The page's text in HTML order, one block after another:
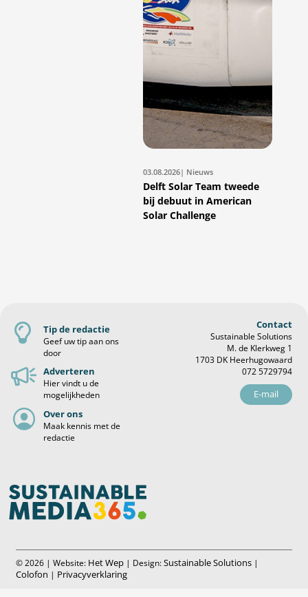
03.08.2026| Nieuws
Delft Solar Team tweede
bij debuut in American
Solar Challenge
Tip de redactie
Geef uw tip aan ons
door
Adverteren
Hier vindt u de
mogelijkheden
Over ons
Maak kennis met de
redactie
Contact
Sustainable Solutions
M. de Klerkweg 1
1703 DK Heerhugowaard
072 5729794
E-mail
© 2026 | Website: Het Wep | Design:Sustainable Solutions |
Colofon | Privacyverklaring